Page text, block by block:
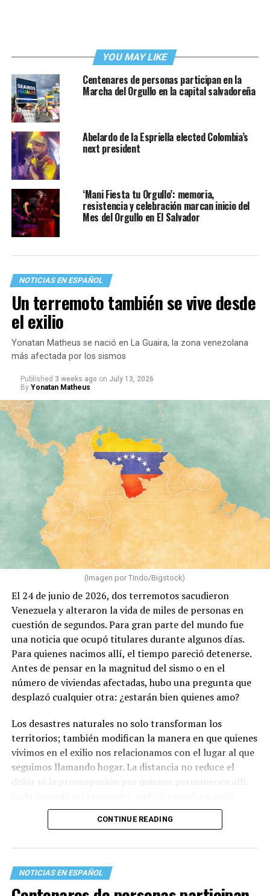
YOU MAY LIKE
Centenares de personas participan en la
Marcha del Orgullo en la capital salvadoreña
Abelardo de la Espriella elected Colombia’s
next president
‘Mani Fiesta tu Orgullo’: memoria,
resistencia y celebración marcan inicio del
Mes del Orgullo en El Salvador
NOTICIAS EN ESPAÑOL
Un terremoto también se vive desde
el exilio
Yonatan Matheus se nació en La Guaira, la zona venezolana
más afectada por los sismos
Published 3 weeks ago on July 13, 2026
By Yonatan Matheus
(Imagen por Tindo/Bigstock)
El 24 de junio de 2026, dos terremotos sacudieron
Venezuela y alteraron la vida de miles de personas en
cuestión de segundos. Para gran parte del mundo fue
una noticia que ocupó titulares durante algunos días.
Para quienes nacimos allí, el tiempo pareció detenerse.
Antes de pensar en la magnitud del sismo o en el
número de viviendas afectadas, hubo una pregunta que
desplazó cualquier otra: ¿estarán bien quienes amo?
Los desastres naturales no solo transforman los
territorios; también modifican la manera en que quienes
vivimos en el exilio nos relacionamos con el lugar al que
seguimos llamando hogar. La distancia no reduce el
dolor ni la preocupación por quienes permanecen allí.
mensaje recuerdan que existen vínculos que sobreviven
a las fronteras, al tiempo y a la propia migración.
Lo primero que hice fue llamar a mi familia en La Guaira.
Durante esos minutos comprendí, una vez más, que
también existen terremotos que se sienten desde el
CONTINUE READING
NOTICIAS EN ESPAÑOL